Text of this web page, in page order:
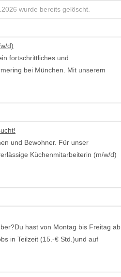
wurde bereits gelöscht.
d)
fortschrittliches und
bei München. Mit unserem
und Bewohner. Für unser
Küchenmitarbeiterin (m/w/d)
hast von Montag bis Freitag ab
in Teilzeit (15.-€ Std.)und auf